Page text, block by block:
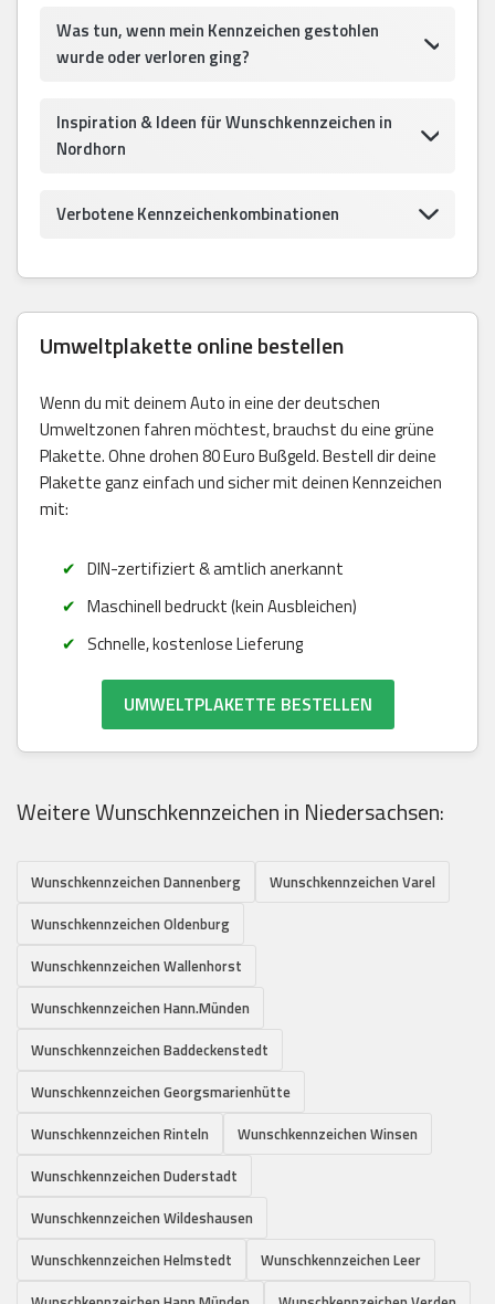
Was tun, wenn mein Kennzeichen gestohlen
wurde oder verloren ging?
Inspiration & Ideen für Wunschkennzeichen in
Nordhorn
Verbotene Kennzeichenkombinationen
Umweltplakette online bestellen
Wenn du mit deinem Auto in eine der deutschen
Umweltzonen fahren möchtest, brauchst du eine grüne
Plakette. Ohne drohen 80 Euro Bußgeld. Bestell dir deine
Plakette ganz einfach und sicher mit deinen Kennzeichen
mit:
DIN-zertifiziert & amtlich anerkannt
Maschinell bedruckt (kein Ausbleichen)
Schnelle, kostenlose Lieferung
UMWELTPLAKETTE BESTELLEN
Weitere Wunschkennzeichen in Niedersachsen:
Wunschkennzeichen Dannenberg
Wunschkennzeichen Varel
Wunschkennzeichen Oldenburg
Wunschkennzeichen Wallenhorst
Wunschkennzeichen Hann.Münden
Wunschkennzeichen Baddeckenstedt
Wunschkennzeichen Georgsmarienhütte
Wunschkennzeichen Rinteln
Wunschkennzeichen Winsen
Wunschkennzeichen Duderstadt
Wunschkennzeichen Wildeshausen
Wunschkennzeichen Helmstedt
Wunschkennzeichen Leer